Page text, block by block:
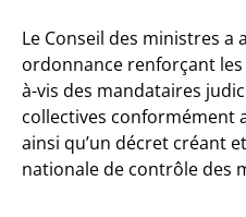
Le Conseil des ministres a
ordonnance renforçant
à-vis des mandataires
collectives conformément
ainsi qu’un décret créant
nationale de contrôle des